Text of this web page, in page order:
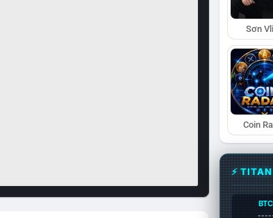
Sơn
Coin
⚡
BTC